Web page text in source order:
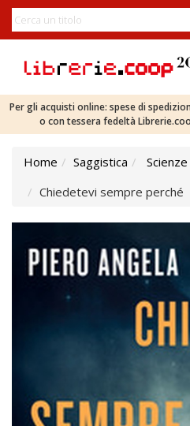
Per gli acquisti online: spese di
o con tessera fedeltà
Home Saggistica
Scienze
Chiedetevi sempre perché